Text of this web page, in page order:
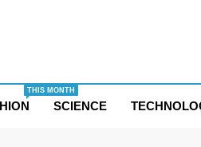
THIS MONTH
SCIENCE